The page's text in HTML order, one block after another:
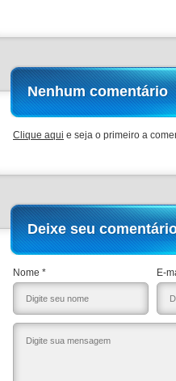
Nenhum comentário
Clique aqui e seja o primeiro a
Deixe seu
Nome * E-